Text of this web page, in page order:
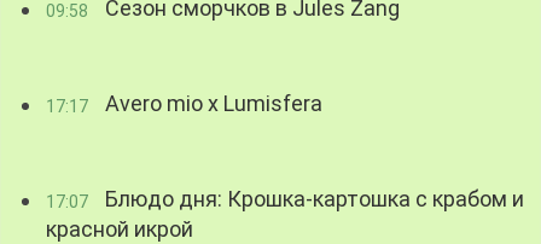
09:58 Сезон сморчков в Jules Zang
17:17 Avero mio x Lumisfera
17:07
Блюдо дня: Крошка-картошка с крабом и
красной икрой